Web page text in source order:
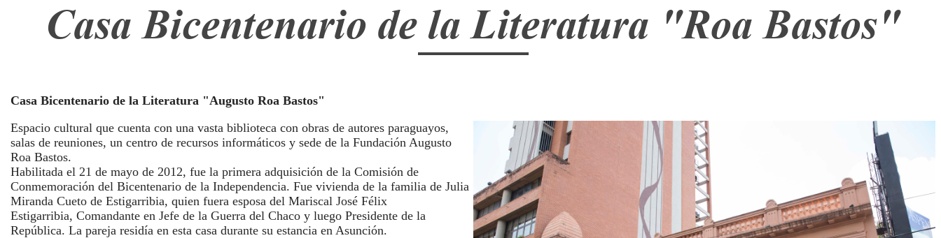
Casa Bicentenario de la Literatura "Roa Bastos"
Casa Bicentenario de la Literatura "Augusto Roa Bastos"
Espacio cultural que cuenta con una vasta biblioteca con obras de autores paraguayos,
salas de reuniones, un centro de recursos informáticos y sede de la Fundación Augusto
Roa Bastos.
Habilitada el 21 de mayo de 2012, fue la primera adquisición de la Comisión de
Conmemoración del Bicentenario de la Independencia. Fue vivienda de la familia de Julia
Miranda Cueto de Estigarribia, quien fuera esposa del Mariscal José Félix
Estigarribia, Comandante en Jefe de la Guerra del Chaco y luego Presidente de la
República. La pareja residía en esta casa durante su estancia en Asunción.